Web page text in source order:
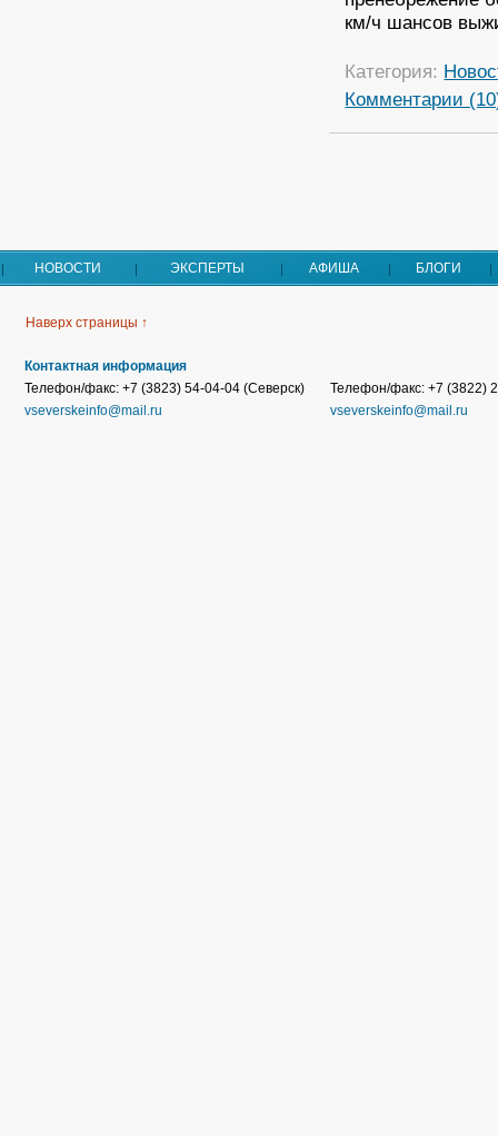
км/ч шансов
Категория:
Комментарии
НОВОСТИ ЭКСПЕРТЫ АФИША БЛОГИ
Наверх страницы ↑
Контактная информация
Телефон/факс: +7 (3823) 54-04-04 (Северск)
vseverskeinfo@mail.ru
Телефон/факс: +7 (3822)
vseverskeinfo@mail.ru